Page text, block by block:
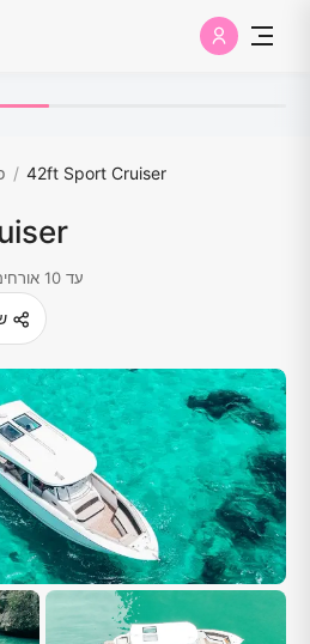
/ 42ft Sport Cruiser
עד 10 אורחים